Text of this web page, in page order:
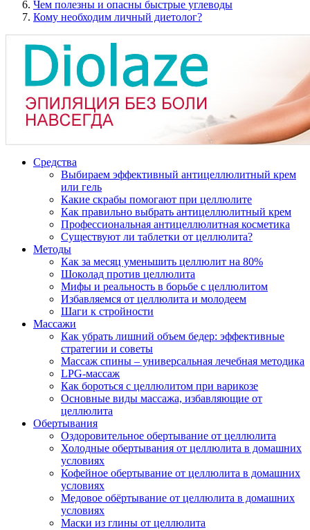
Чем полезны и опасны быстрые углеводы
Кому необходим личный диетолог?
Средства
Выбираем эффективный антицеллюлитный крем
или гель
Какие скрабы помогают при целлюлите
Как правильно выбрать антицеллюлитный крем
Профессиональная антицеллюлитная косметика
Существуют ли таблетки от целлюлита?
Методы
Как за месяц уменьшить целлюлит на 80%
Шоколад против целлюлита
Мифы и реальность в борьбе с целлюлитом
Избавляемся от целлюлита и молодеем
Шаги к стройности
Массажи
Как убрать лишний объем бедер: эффективные
стратегии и советы
Массаж спины – универсальная лечебная методика
LPG-массаж
Как бороться с целлюлитом при варикозе
Основные виды массажа, избавляющие от
целлюлита
Обертывания
Оздоровительное обертывание от целлюлита
Холодные обертывания от целлюлита в домашних
условиях
Кофейное обертывание от целлюлита в домашних
условиях
Медовое обёртывание от целлюлита в домашних
условиях
Маски из глины от целлюлита